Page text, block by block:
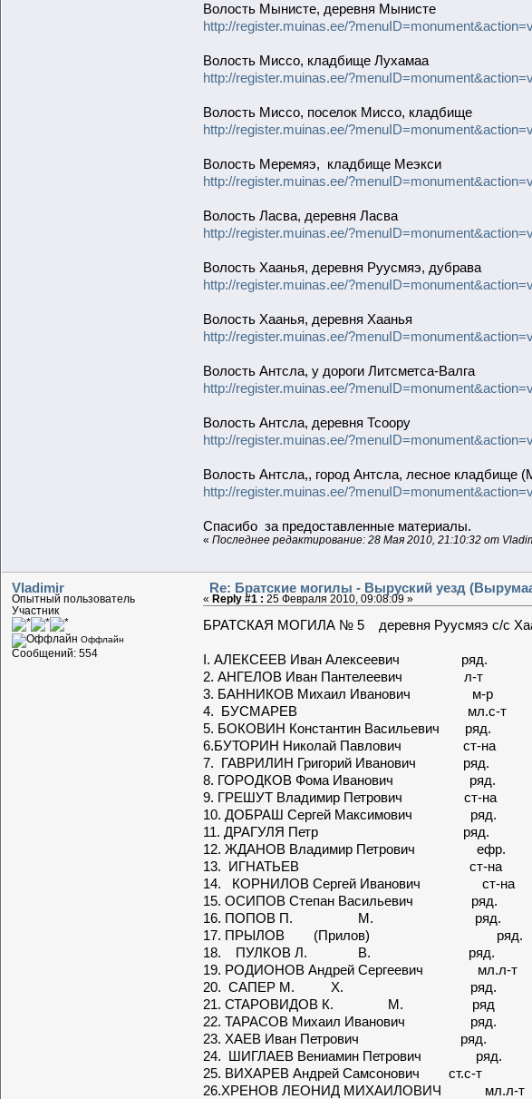
Волость Мынисте, деревня Мынисте
http://register.muinas.ee/
Волость Миссо, кладбище Лухамаа
http://register.muinas.ee/
Волость Миссо, поселок Миссо, кладбище
http://register.muinas.ee/
Волость Меремяэ, кладбище Меэкси
http://register.muinas.ee/
Волость Ласва, деревня Ласва
http://register.muinas.ee/
Волость Хаанья, деревня Руусмяэ, дубрава
http://register.muinas.ee/
Волость Хаанья, деревня Хаанья
http://register.muinas.ee/
Волость Антсла, у дороги Литсметса-Валга
http://register.muinas.ee/
Волость Антсла, деревня Тсоору
http://register.muinas.ee/
Волость Антсла,, город Антсла, лесное кладбище
http://register.muinas.ee/
Спасибо за предоставленные материалы.
« Последнее редактирование: 28 Мая 2010, 21:10:32 от
Vladimir
Опытный пользователь
Участник
Оффлайн
Сообщений: 554
Re: Братские могилы - Выруский уезд
« Reply #1 : 25 Февраля 2010, 09:08:09 »
БРАТСКАЯ МОГИЛА № 5 деревня Руусмяэ с/с
I. АЛЕКСЕЕВ Иван Алексеевич
2. АНГЕЛОВ Иван
3. БАННИКОВ Михаил
4. БУСМАРЕВ
5. БОКОВИН Константин Васильевич
6.БУТОРИН Николай Павлович
7. ГАВРИЛИН Григорий Иванович
8. ГОРОДКОВ Фома Иванович
9. ГРЕШУТ Владимир Петрович
10. ДОБРАШ Сергей Максимович
11. ДРАГУЛЯ Петр ряд. 99
12. ЖДАНОВ Владимир Петрович
13. ИГНАТЬЕВ
14. КОРНИЛОВ Сергей
15. ОСИПОВ Степан Васильевич
16. ПОПОВ П.
17. ПРЫЛОВ
18. ПУЛКОВ Л.
19. РОДИОНОВ Андрей Сергеевич
20. САПЕР М.
21. СТАРОВИДОВ
22. ТАРАСОВ Михаил
23. ХАЕВ Иван
24. ШИГЛАЕВ Вениамин
25. ВИХАРЕВ Андрей
26.ХРЕНОВ ЛЕОНИД МИХАИЛОВИЧ